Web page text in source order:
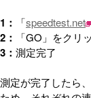
1： 「speedtest.net
2： 「GO」をクリ
3： 測定完了
測定が完了したら